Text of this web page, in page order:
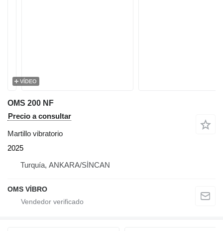
VÍDEO
OMS 200 NF
Precio a consultar
Martillo vibratorio
2025
Turquía, ANKARA/SİNCAN
OMS VİBRO